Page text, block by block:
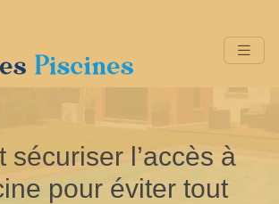
sécuriser l’accès à
pour éviter tout